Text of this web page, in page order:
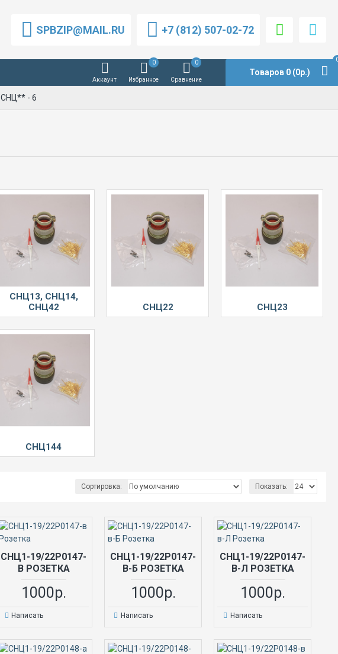
SPBZIP@MAIL.RU +7 (812) 507-02-72
Аккаунт Избранное
0
Сравнение
0
Товаров 0 (0р.)
СНЦ** - 6
СНЦ13, СНЦ14,
СНЦ42
СНЦ22 СНЦ23
СНЦ144
Сортировка: Показать:
СНЦ1-19/22Р0147-
В РОЗЕТКА
1000р.
Написать
СНЦ1-19/22Р0147-
В-Б РОЗЕТКА
1000р.
Написать
СНЦ1-19/22Р0147-
В-Л РОЗЕТКА
1000р.
Написать